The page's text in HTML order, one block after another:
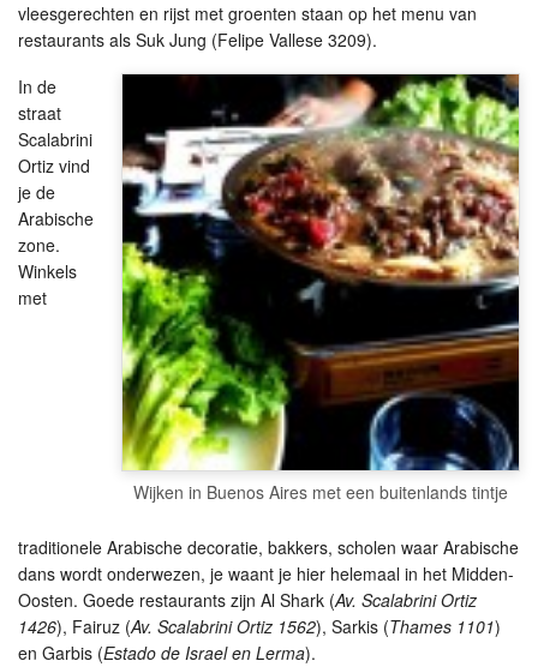
vleesgerechten en rijst met groenten staan op het menu van
restaurants als Suk Jung (Felipe Vallese 3209).
Wijken in Buenos Aires met een buitenlands tintje
In de
straat
Scalabrini
Ortiz vind
je de
Arabische
zone.
Winkels
met
traditionele Arabische decoratie, bakkers, scholen waar Arabische
dans wordt onderwezen, je waant je hier helemaal in het Midden-
Oosten. Goede restaurants zijn Al Shark (Av. Scalabrini Ortiz
1426), Fairuz (Av. Scalabrini Ortiz 1562), Sarkis (Thames 1101)
en Garbis (Estado de Israel en Lerma).